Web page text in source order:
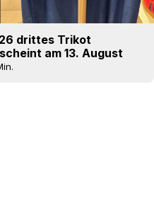
drittes Trikot
am 13. August